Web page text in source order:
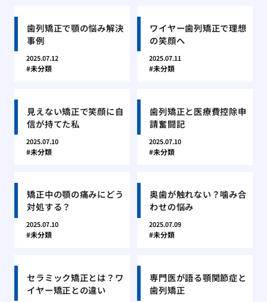
歯列矯正で顎の悩み解決
事例
2025.07.12
未分類
ワイヤー歯列矯正で理想
の笑顔へ
2025.07.11
未分類
見えない矯正で笑顔に自
信が持てた私
2025.07.10
未分類
歯列矯正と医療費控除申
請奮闘記
2025.07.10
未分類
矯正中の顎の痛みにどう
対処する？
2025.07.10
未分類
奥歯が触れない？噛み合
わせの悩み
2025.07.09
未分類
セラミック矯正とは？ワ
イヤー矯正との違い
専門医が語る顎関節症と
歯列矯正